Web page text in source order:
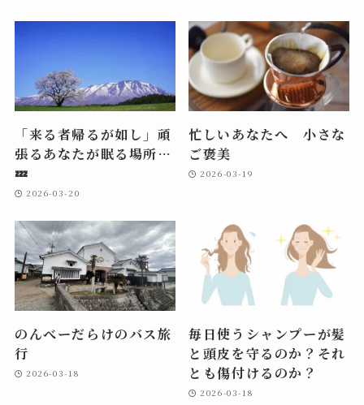
「来る者帰るが如し」頑
張るあなたが眠る場所…
💤
2026-03-20
忙しいあなたへ 小さな
ご褒美
2026-03-19
のんべーだらけのバス旅
行
2026-03-18
毎日使うシャンプーが髪
と頭皮を守るのか？それ
とも傷付けるのか？
2026-03-18